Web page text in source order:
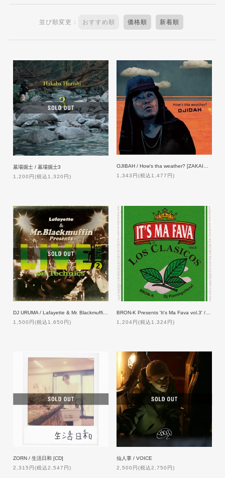
並び順変更： おすすめ順 価格順 新着順
墓場掘士 / 墓場掘士3
1,200円(税込1,320円)
1,343円(税込1,477円)
DJ URUMA / Lafayette & Mr. Blackmuffin Presents 『LIVE! on Technics』-STAGE 2-
1,500円(税込1,650円)
1,204円(税込1,324円)
ZORN / 生活日和 [CD]
2,315円(税込2,547円)
仙人掌 / VOICE
2,500円(税込2,750円)